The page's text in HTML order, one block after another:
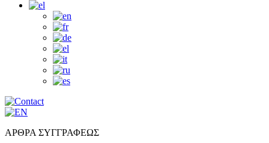
ΑΡΘΡΑ ΣΥΓΓΡΑΦΕΩΣ